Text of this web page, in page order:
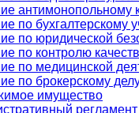
антимонопольному
по бухгалтерскому
по юридической
по контролю
по медицинской
по брокерскому
имущество
регламент